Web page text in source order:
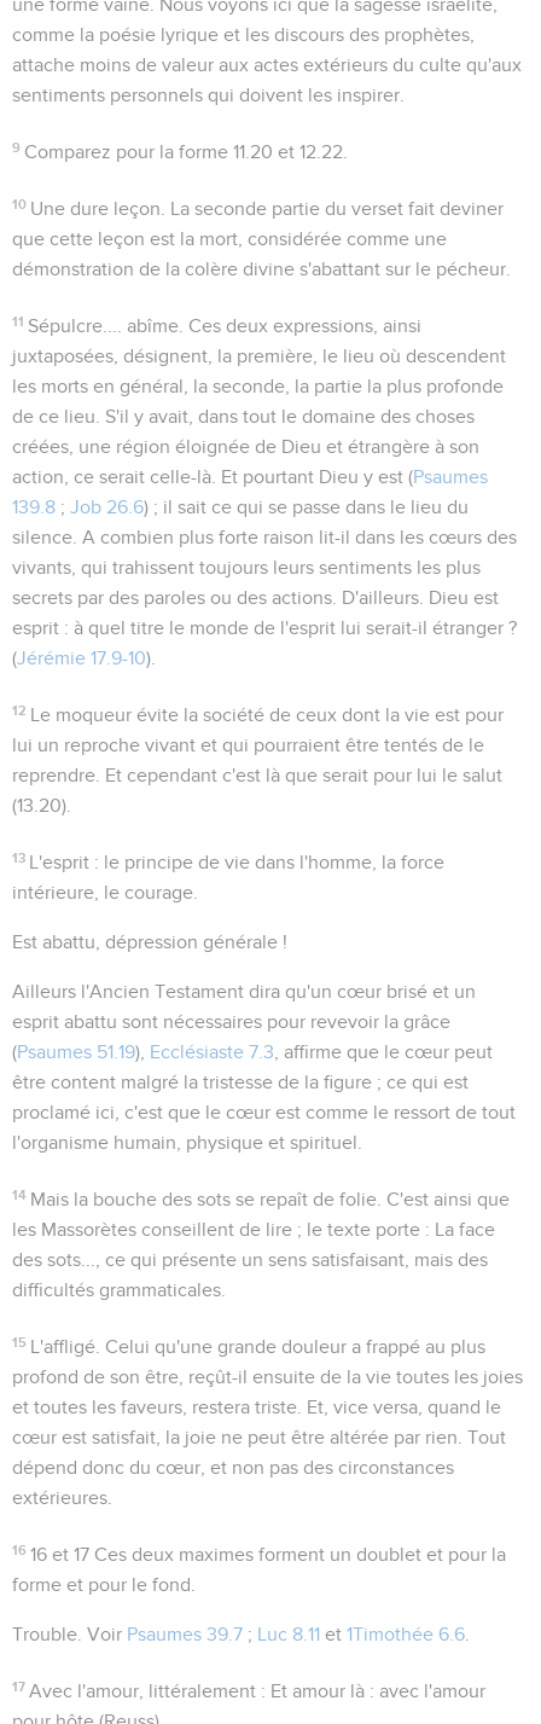
une forme vaine. Nous voyons ici que la sagesse israélite,
comme la poésie lyrique et les discours des prophètes,
attache moins de valeur aux actes extérieurs du culte qu'aux
sentiments personnels qui doivent les inspirer.
9 Comparez pour la forme11.20 et12.22
10 Une dure leçon . La seconde partie du verset fait deviner
que cette leçon est la mort, considérée comme une
démonstration de la colère divine s'abattant sur le pécheur.
11 Sépulcre.... abîme . Ces deux expressions, ainsi
juxtaposées, désignent, la première, le lieu où descendent
les morts en général, la seconde, la partie la plus profonde
de ce lieu. S'il y avait, dans tout le domaine des choses
créées, une région éloignée de Dieu et étrangère à son
action, ce serait celle-là. Et pourtant Dieu y est (Psaumes
139.8 ; Job 26.6) ; il sait ce qui se passe dans le lieu du
silence. A combien plus forte raison lit-il dans les cœurs des
vivants, qui trahissent toujours leurs sentiments les plus
secrets par des paroles ou des actions. D'ailleurs. Dieu est
esprit : à quel titre le monde de l'esprit lui serait-il étranger ?
(Jérémie 17.9-10).
12 Le moqueur évite la société de ceux dont la vie est pour
lui un reproche vivant et qui pourraient être tentés de le
reprendre. Et cependant c'est là que serait pour lui le salut
(13.20).
13 L'esprit : le principe de vie dans l'homme, la force
intérieure, le courage.
Est abattu , dépression générale !
Ailleurs l'Ancien Testament dira qu'un cœur brisé et un
esprit abattu sont nécessaires pour revevoir la grâce
(Psaumes 51.19), Ecclésiaste 7.3 , affirme que le cœur peut
être content malgré la tristesse de la figure ; ce qui est
proclamé ici, c'est que le cœur est comme le ressort de tout
l'organisme humain, physique et spirituel.
14 Mais la bouche des sots se repaît de folie . C'est ainsi que
les Massorètes conseillent de lire ; le texte porte : La face
des sots...
, ce qui présente un sens satisfaisant, mais des
difficultés grammaticales.
15 L'affligé . Celui qu'une grande douleur a frappé au plus
profond de son être, reçût-il ensuite de la vie toutes les joies
et toutes les faveurs, restera triste. Et, vice versa, quand le
cœur est satisfait, la joie ne peut être altérée par rien. Tout
dépend donc du cœur, et non pas des circonstances
extérieures.
16 16 et 17 Ces deux maximes forment un doublet et pour la
forme et pour le fond.
Trouble . Voir Psaumes 39.7 ; Luc 8.11 et 1Timothée 6.6
17 Avec l'amour , littéralement : Et amour là : avec l'amour